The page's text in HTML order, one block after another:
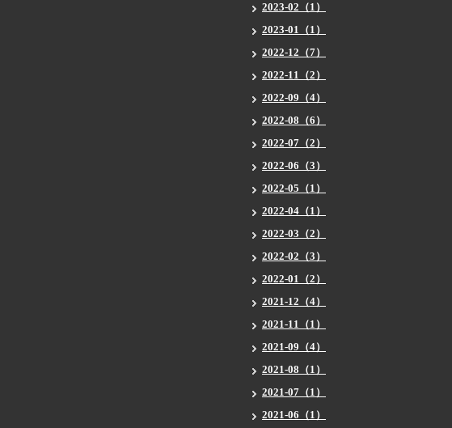
2023-02（1）
2023-01（1）
2022-12（7）
2022-11（2）
2022-09（4）
2022-08（6）
2022-07（2）
2022-06（3）
2022-05（1）
2022-04（1）
2022-03（2）
2022-02（3）
2022-01（2）
2021-12（4）
2021-11（1）
2021-09（4）
2021-08（1）
2021-07（1）
2021-06（1）